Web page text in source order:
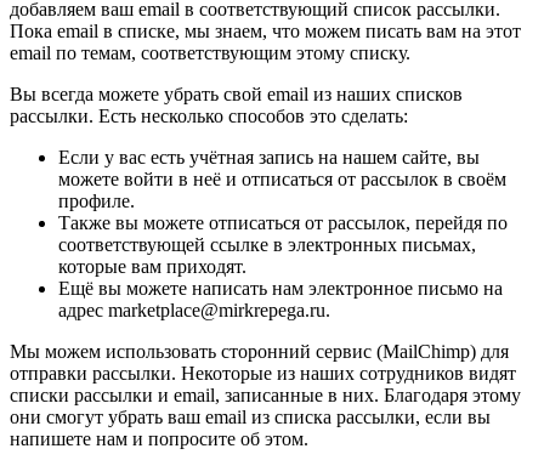
добавляем ваш email в соответствующий список рассылки.
Пока email в списке, мы знаем, что можем писать вам на этот
email по темам, соответствующим этому списку.
Вы всегда можете убрать свой email из наших списков
рассылки. Есть несколько способов это сделать:
Если у вас есть учётная запись на нашем сайте, вы
можете войти в неё и отписаться от рассылок в своём
профиле.
Также вы можете отписаться от рассылок, перейдя по
соответствующей ссылке в электронных письмах,
которые вам приходят.
Ещё вы можете написать нам электронное письмо на
адрес marketplace@mirkrepega.ru.
Мы можем использовать сторонний сервис (MailChimp) для
отправки рассылки. Некоторые из наших сотрудников видят
списки рассылки и email, записанные в них. Благодаря этому
они смогут убрать ваш email из списка рассылки, если вы
напишете нам и попросите об этом.